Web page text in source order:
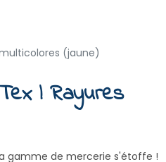
(jaune)
| Rayures
gamme de mercerie s'étoffe !